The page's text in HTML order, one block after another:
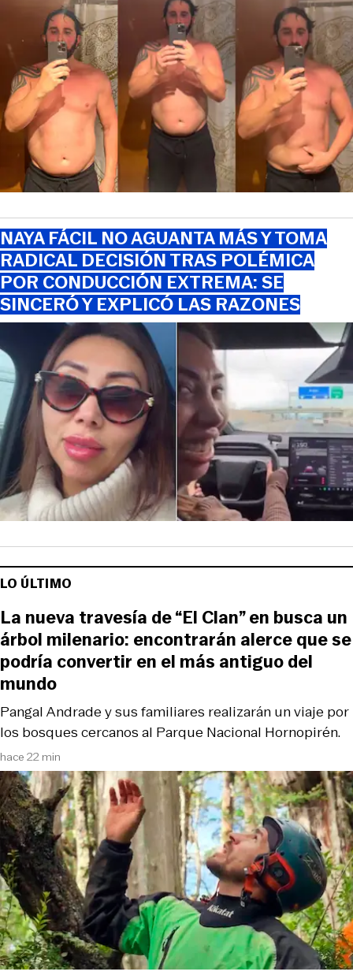
NAYA FÁCIL NO AGUANTA MÁS Y TOMA
RADICAL DECISIÓN TRAS POLÉMICA
POR CONDUCCIÓN EXTREMA: SE
SINCERÓ Y EXPLICÓ LAS RAZONES
LO ÚLTIMO
hace 22 min
Pangal Andrade y sus familiares realizarán un viaje por
los bosques cercanos al Parque Nacional Hornopirén.
La nueva travesía de “El Clan” en busca un
árbol milenario: encontrarán alerce que se
podría convertir en el más antiguo del
mundo